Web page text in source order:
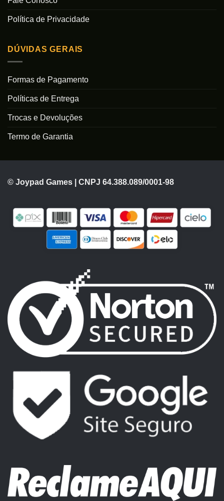
Política de Privacidade
DÚVIDAS GERAIS
Formas de Pagamento
Políticas de Entrega
Trocas e Devoluções
Termo de Garantia
© Joypad Games | CNPJ 64.388.089/0001-98